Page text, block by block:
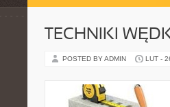
TECHNIKI
POSTED BY ADMIN LUT -